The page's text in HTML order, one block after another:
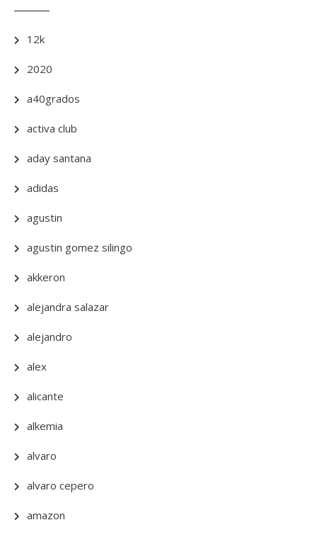
12k
2020
a40grados
activa club
aday santana
adidas
agustin
agustin gomez silingo
akkeron
alejandra salazar
alejandro
alex
alicante
alkemia
alvaro
alvaro cepero
amazon